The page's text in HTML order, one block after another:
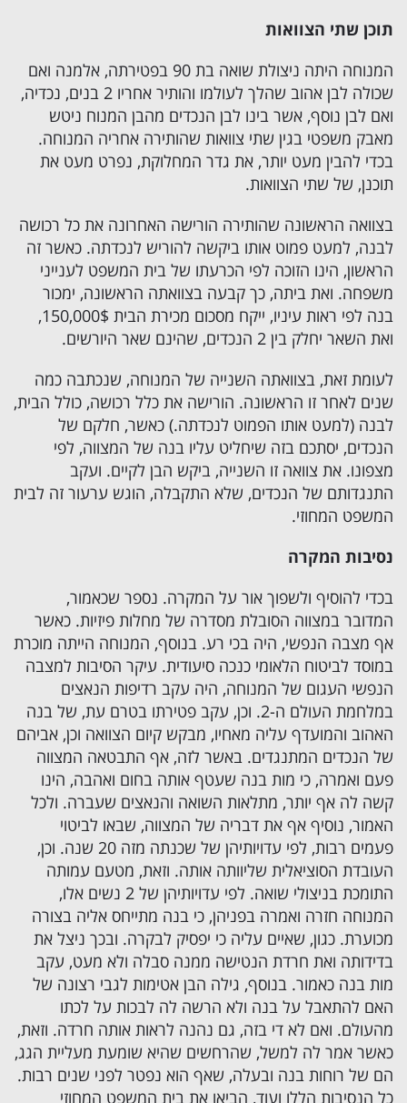
תוכן שתי הצוואות
המנוחה היתה ניצולת שואה בת 90 בפטירתה, אלמנה ואם
שכולה לבן אהוב שהלך לעולמו והותיר אחריו 2 בנים, נכדיה,
ואם לבן נוסף, אשר בינו לבן הנכדים מהבן המנוח ניטש
מאבק משפטי בגין שתי צוואות שהותירה אחריה המנוחה.
בכדי להבין מעט יותר, את גדר המחלוקת, נפרט מעט את
תוכנן, של שתי הצוואות.
בצוואה הראשונה שהותירה הורישה האחרונה את כל רכושה
לבנה, למעט פמוט אותו ביקשה להוריש לנכדתה. כאשר זה
הראשון, הינו הזוכה לפי הכרעתו של בית המשפט לענייני
משפחה. ואת ביתה, כך קבעה בצוואתה הראשונה, ימכור
בנה לפי ראות עיניו, ייקח מסכום מכירת הבית 150,000$,
ואת השאר יחלק בין 2 הנכדים, שהינם שאר היורשים.
לעומת זאת, בצוואתה השנייה של המנוחה, שנכתבה כמה
שנים לאחר זו הראשונה. הורישה את כלל רכושה, כולל הבית,
לבנה (למעט אותו הפמוט לנכדתה.) כאשר, חלקם של
הנכדים, יסתכם בזה שיחליט עליו בנה של המצווה, לפי
מצפונו. את צוואה זו השנייה, ביקש הבן לקיים. ועקב
התנגדותם של הנכדים, שלא התקבלה, הוגש ערעור זה לבית
המשפט המחוזי.
נסיבות המקרה
בכדי להוסיף ולשפוך אור על המקרה. נספר שכאמור,
המדובר במצווה הסובלת מסדרה של מחלות פיזיות. כאשר
אף מצבה הנפשי, היה בכי רע. בנוסף, המנוחה הייתה מוכרת
במוסד לביטוח הלאומי כנכה סיעודית. עיקר הסיבות למצבה
הנפשי העגום של המנוחה, היה עקב רדיפות הנאצים
במלחמת העולם ה-2. וכן, עקב פטירתו בטרם עת, של בנה
האהוב והמועדף עליה מאחיו, מבקש קיום הצוואה וכן, אביהם
של הנכדים המתנגדים. באשר לזה, אף התבטאה המצווה
פעם ואמרה, כי מות בנה שעטף אותה בחום ואהבה, הינו
קשה לה אף יותר, מתלאות השואה והנאצים שעברה. ולכל
האמור, נוסיף אף את דבריה של המצווה, שבאו לביטוי
פעמים רבות, לפי עדויותיהן של שכנתה מזה 20 שנה. וכן,
העובדת הסוציאלית שליוותה אותה. וזאת, מטעם עמותה
התומכת בניצולי שואה. לפי עדויותיהן של 2 נשים אלו,
המנוחה חזרה ואמרה בפניהן, כי בנה מתייחס אליה בצורה
מכוערת. כגון, שאיים עליה כי יפסיק לבקרה. ובכך ניצל את
בדידותה ואת חרדת הנטישה ממנה סבלה ולא מעט, עקב
מות בנה כאמור. בנוסף, גילה הבן אטימות לגבי רצונה של
האם להתאבל על בנה ולא הרשה לה לבכות על לכתו
מהעולם. ואם לא די בזה, גם נהנה לראות אותה חרדה. וזאת,
כאשר אמר לה למשל, שהרחשים שהיא שומעת מעליית הגג,
הם של רוחות בנה ובעלה, שאף הוא נפטר לפני שנים רבות.
כל הנסיבות הללו ועוד, הביאו את בית המשפט המחוזי